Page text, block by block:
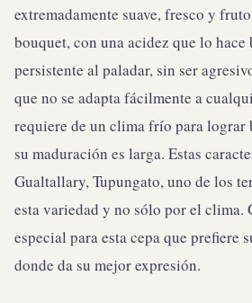
extremadamente suave, fresco y
bouquet, con una acidez que lo hace
persistente al paladar, sin ser
que no se adapta fácilmente a
requiere de un clima frío para lograr
su maduración es larga. Estas
Gualtallary, Tupungato, uno de los
esta variedad y no sólo por el clima.
especial para esta cepa que prefiere
donde da su mejor expresión.